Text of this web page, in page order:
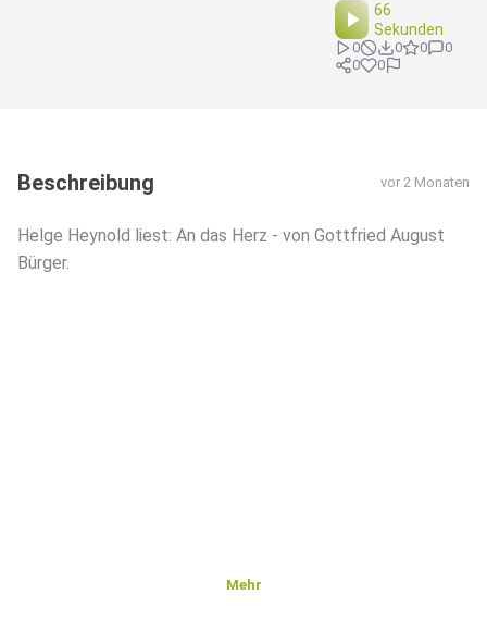
66
Sekunden
0 0 0
0
0
0
Beschreibung vor 2 Monaten
Helge Heynold liest: An das Herz - von Gottfried August
Bürger.
Mehr